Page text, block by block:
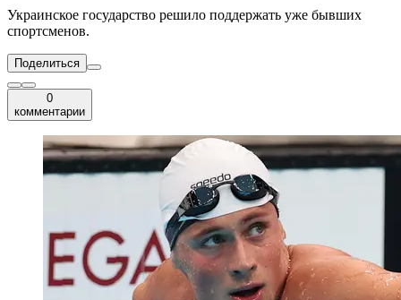
Украинское государство решило поддержать уже бывших
спортсменов.
Поделиться
0
комментарии